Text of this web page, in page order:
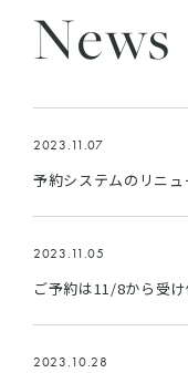
News
2023.11.07
2023.11.05
ご予約は11/8から受け
2023.10.28